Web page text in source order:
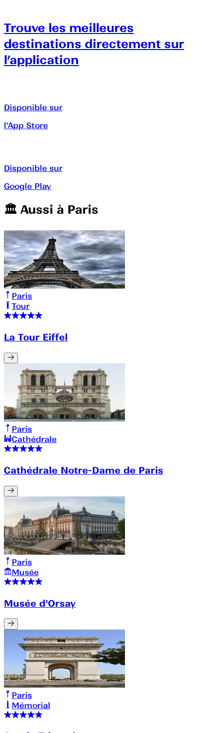
Trouve les meilleures
destinations directement sur
l’application
Disponible sur
l'App Store
Disponible sur
Google Play
🏛️️ Aussi à Paris
Paris
Tour
La Tour Eiffel
Paris
Cathédrale
Cathédrale Notre-Dame de Paris
Paris
Musée
Musée d'Orsay
Paris
Mémorial